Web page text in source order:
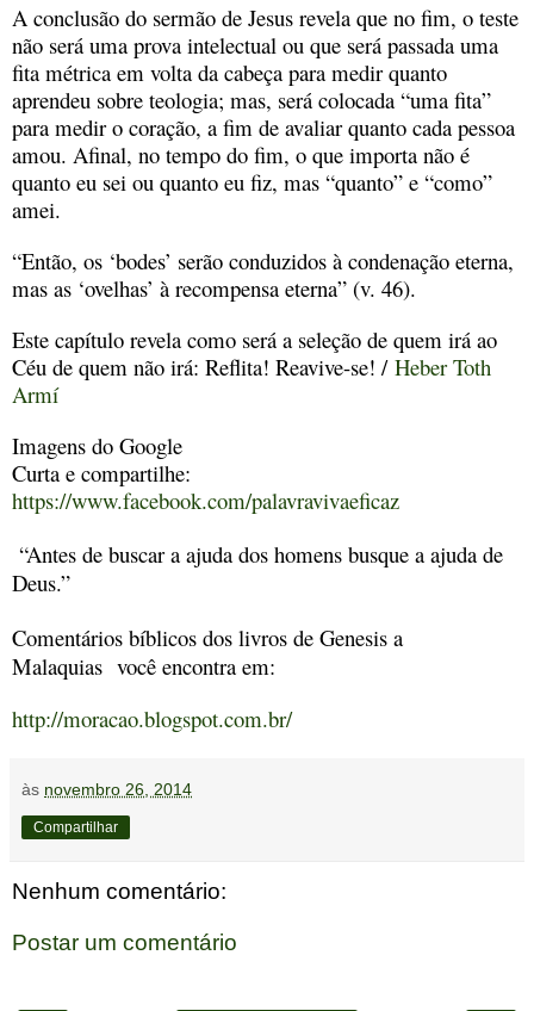
A conclusão do sermão de Jesus revela que no fim, o teste
não será uma prova intelectual ou que será passada uma
fita métrica em volta da cabeça para medir quanto
aprendeu sobre teologia; mas, será colocada “uma fita”
para medir o coração, a fim de avaliar quanto cada pessoa
amou. Afinal, no tempo do fim, o que importa não é
quanto eu sei ou quanto eu fiz, mas “quanto” e “como”
amei.
“Então, os ‘bodes’ serão conduzidos à condenação eterna,
mas as ‘ovelhas’ à recompensa eterna” (v. 46).
Este capítulo revela como será a seleção de quem irá ao
Céu de quem não irá: Reflita! Reavive-se! / Heber Toth
Armí
Imagens do Google
Curta e compartilhe:
https://www.facebook.com/palavravivaeficaz
“Antes de buscar a ajuda dos homens busque a ajuda de
Deus.”
Comentários bíblicos dos livros de Genesis a
Malaquias você encontra em:
http://moracao.blogspot.com.br/
às novembro 26, 2014
Compartilhar
Nenhum comentário:
Postar um comentário